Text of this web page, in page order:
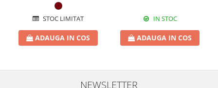
STOC LIMITAT
ADAUGA IN COS
IN STOC
ADAUGA IN COS
NEWSLETTER